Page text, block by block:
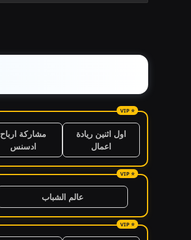
اول اثنين ريادة
اعمال
مشاركة ارباح
ادسنس
عالم الشباب